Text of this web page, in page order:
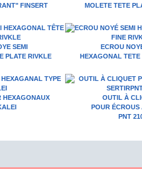
FINSERT
MOLETE TETE
SEMI
PLATE RIVKLE
ECROU
HEXAGONAL TETE
HEXAGONAUX
OUTIL À
POUR ÉCROUS
PNT